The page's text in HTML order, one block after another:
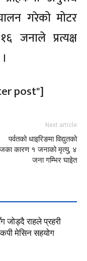
गरेको मोटर
जनाले प्रत्यक्ष
post"]
Next article
पर्वतको धाइरिङमा विद्युतको
कारण १ जनाको मृत्यु, ४
जना गम्भिर घाइेत
जोड्दै राहले प्रहरी
मेसिन सहयोग